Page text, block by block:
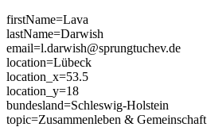
Skip
to
content
firstName=Lava
lastName=Darwish
email=l.darwish@sprungtuchev.de
location=Lübeck
location_x=53.5
location_y=18
bundesland=Schleswig-Holstein
topic=Zusammenleben & Gemeinschaft